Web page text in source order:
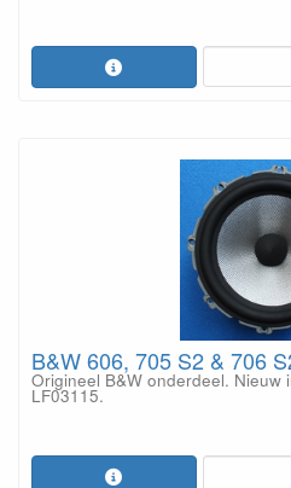
B&W 606, 705 S2 & 706
Origineel B&W onderdeel. Nieuw
LF03115.